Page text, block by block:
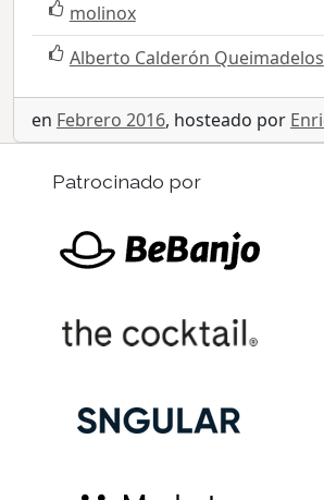
molinox
Alberto Calderón Queimadelos
en Febrero 2016, hosteado por
Patrocinado por